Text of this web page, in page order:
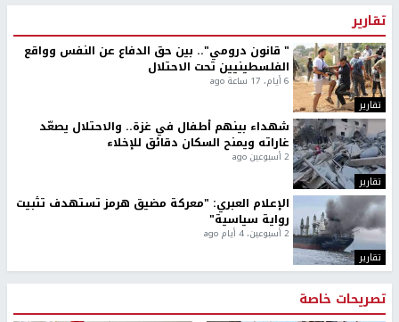
تقارير
تقارير
" قانون درومي".. بين حق الدفاع عن النفس وواقع
الفلسطينيين تحت الاحتلال
6 أيام، 17 ساعة ago
تقارير
شهداء بينهم أطفال في غزة.. والاحتلال يصعّد
غاراته ويمنح السكان دقائق للإخلاء
2 أسبوعين ago
تقارير
الإعلام العبري: "معركة مضيق هرمز تستهدف تثبيت
رواية سياسية"
2 أسبوعين، 4 أيام ago
تصريحات خاصة